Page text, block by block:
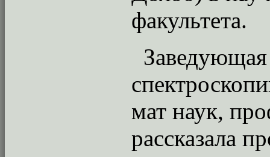
факультета.
Заведующая
мат наук,
рассказала